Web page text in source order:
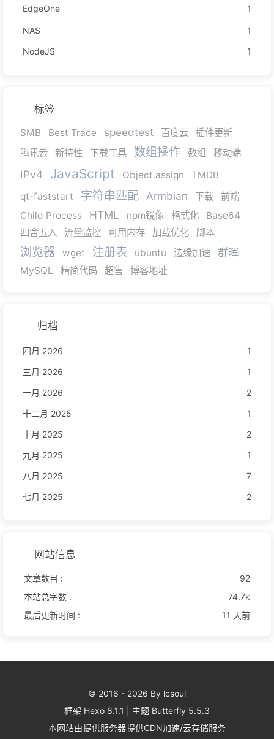
EdgeOne 1
NAS
1
NodeJS
1
标签
SMB Best Trace speedtest 百度云
插件更新
腾讯云
新特性 下载工具 数组操作 数组 移动端
IPv4 JavaScript Object.assign
TMDB
qt-faststart
字符串匹配 Armbian 下载
前端
Child Process
HTML npm镜像 格式化
Base64
四舍五入
流量监控 可用内存 加载优化 脚本
浏览器 wget 注册表 ubuntu 边缘加速 群晖
MySQL 精简代码 超售 博客地址
归档
四月 2026
1
三月 2026
1
一月 2026
2
十二月 2025
1
十月 2025
2
九月 2025
1
八月 2025
7
七月 2025
2
网站信息
文章数目 :
92
本站总字数 :
74.7k
最后更新时间 :
11 天前
© 2016 - 2026 By lcsoul
框架 Hexo 8.1.1 主题 Butterfly 5.5.3
本网站由提供服务器提供CDN加速/云存储服务